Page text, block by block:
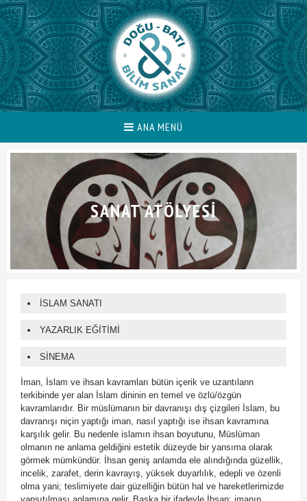
ANA MENÜ
SANAT ATÖLYESI
İSLAM SANATI
YAZARLIK EĞİTİMİ
SİNEMA
İman, İslam ve ihsan kavramları bütün içerik ve uzantılann
terkibinde yer alan İslam dininin en temel ve özlü/özgün
kavramlarıdır. Bir müslümanın bir davranışı dış çizgileri İslam, bu
davranışı niçin yaptığı iman, nasıl yaptığı ise ihsan kavramına
karşılık gelir. Bu nedenle islamın ihsan boyutunu, Müslüman
olmanın ne anlama geldiğini estetik düzeyde bir yansıma olarak
görmek mümkündür. İhsan geniş anlamda ele alındığında güzellik,
incelik, zarafet, derin kavrayış, yüksek duyarlılık, edepli ve özenli
olma yani; teslimiyete dair güzelliğin bütün hal ve hareketlerimizde